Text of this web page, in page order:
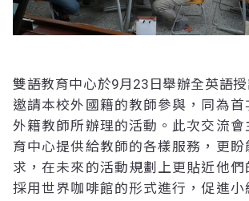
雙語教育中心於9月23日舉辦全英語授
邀請本校外國籍的教師參與，同為
外籍教師所辦理的活動。此次交流會
育中心提供給教師的各樣服務，更
求，在未來的活動規劃上更貼近他
採用世界咖啡館的形式進行，促進小